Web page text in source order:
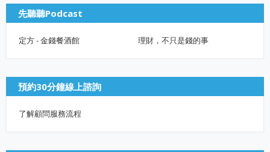
先聽聽Podcast
定方 - 金錢餐酒館 理財，不只是錢的事
預約30分鐘線上諮詢
了解顧問服務流程